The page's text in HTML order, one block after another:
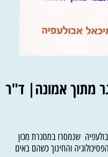
מתוך אמונה| ד"ר
שנמסרו במסגרת מכון
והחינוך כשהם באים